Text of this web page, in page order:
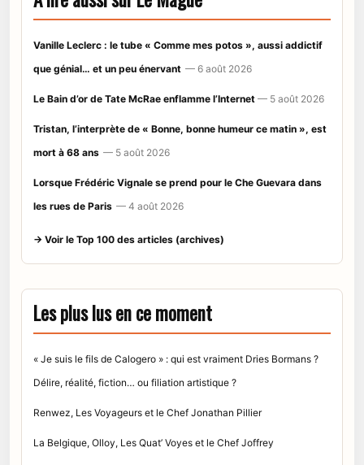
Vanille Leclerc : le tube « Comme mes potos », aussi addictif
que génial… et un peu énervant — 6 août 2026
Le Bain d’or de Tate McRae enflamme l’Internet — 5 août 2026
Tristan, l’interprète de « Bonne, bonne humeur ce matin », est
mort à 68 ans — 5 août 2026
Lorsque Frédéric Vignale se prend pour le Che Guevara dans
les rues de Paris — 4 août 2026
→ Voir le Top 100 des articles (archives)
Les plus lus en ce moment
« Je suis le fils de Calogero » : qui est vraiment Dries Bormans ?
Délire, réalité, fiction… ou filiation artistique ?
Renwez, Les Voyageurs et le Chef Jonathan Pillier
La Belgique, Olloy, Les Quat’ Voyes et le Chef Joffrey